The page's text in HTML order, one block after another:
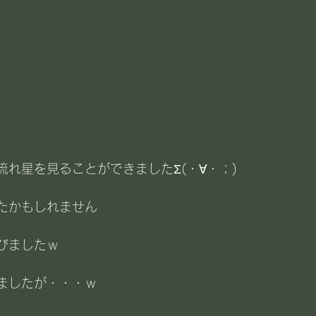
れ星を見ることができましたΣ(・∀・；)
かもしれません
ましたｗ
したが・・・ｗ